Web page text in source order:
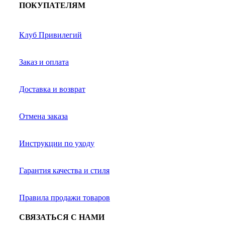
ПОКУПАТЕЛЯМ
Клуб Привилегий
Заказ и оплата
Доставка и возврат
Отмена заказа
Инструкции по уходу
Гарантия качества и стиля
Правила продажи товаров
СВЯЗАТЬСЯ С НАМИ